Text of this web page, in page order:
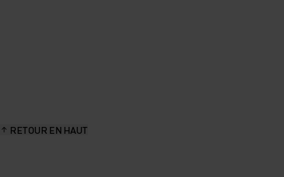
RETOUR EN HAUT